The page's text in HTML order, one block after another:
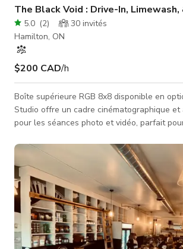
The Black Void : Drive-In,
5.0 (2) 30 invités
Hamilton, ON
$200 CAD/h
Boîte supérieure RGB 8x8 disponible en option. Le Black
Studio offre un cadre cinématographique et
pour les séances photo et vidéo, parfait
de film. Son éclairage contrôlé convient
interviews et campagnes publicitaires. Caractéristiques du
studio : • Un mur texturé en badigeon de
de profondeur. • Briques noires rugueuses
élégant p